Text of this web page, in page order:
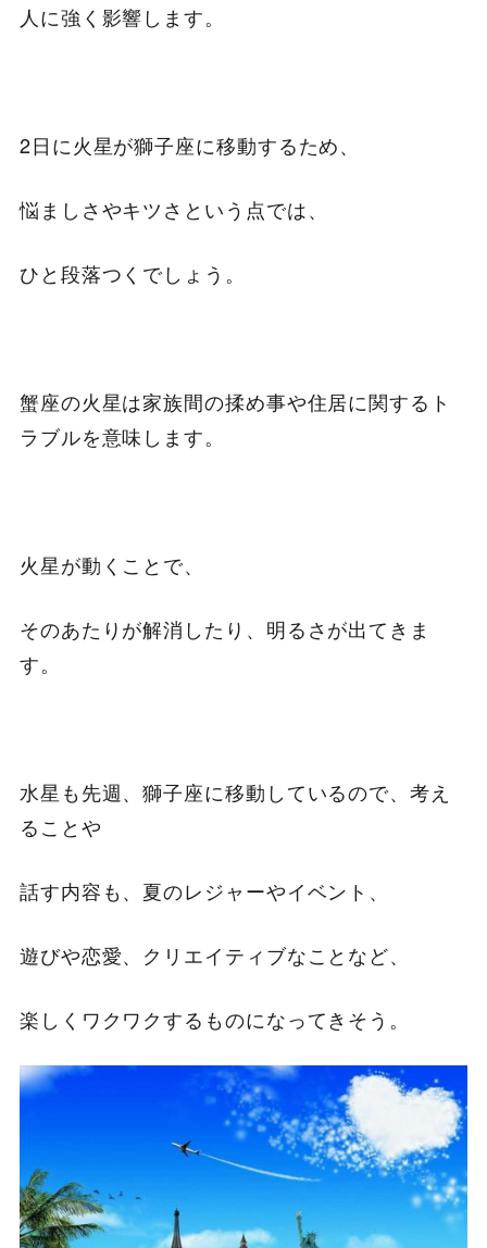
人に強く影響します。
2日に火星が獅子座に移動するため、
悩ましさやキツさという点では、
ひと段落つくでしょう。
蟹座の火星は家族間の揉め事や住居に関するト
ラブルを意味します。
火星が動くことで、
そのあたりが解消したり、明るさが出てきま
す。
水星も先週、獅子座に移動しているので、考え
ることや
話す内容も、夏のレジャーやイベント、
遊びや恋愛、クリエイティブなことなど、
楽しくワクワクするものになってきそう。